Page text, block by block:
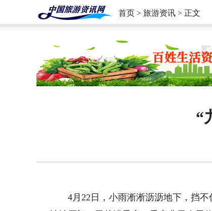
首页 > 旅游资讯 > 正文
“
4月22日，小雨淅淅沥沥地下，挡不